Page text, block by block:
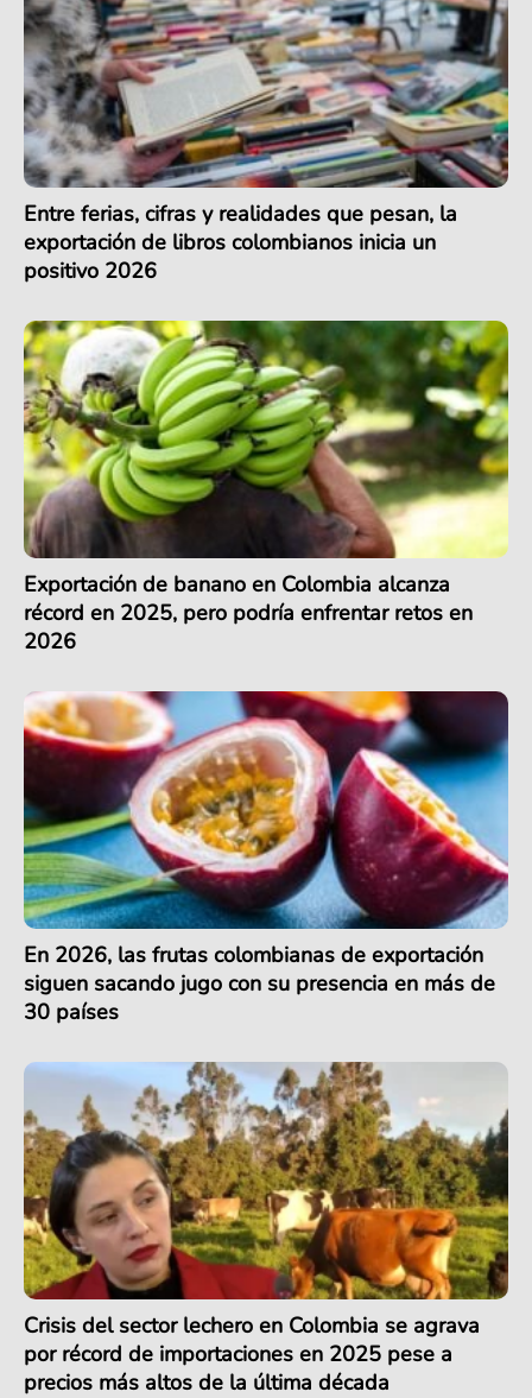
Entre ferias, cifras y realidades que pesan, la
exportación de libros colombianos inicia un
positivo 2026
Exportación de banano en Colombia alcanza
récord en 2025, pero podría enfrentar retos en
2026
En 2026, las frutas colombianas de exportación
siguen sacando jugo con su presencia en más de
30 países
Crisis del sector lechero en Colombia se agrava
por récord de importaciones en 2025 pese a
precios más altos de la última década